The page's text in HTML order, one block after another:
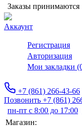
Заказы принимаются
Аккаунт
Регистрация
Авторизация
Мои закладки
+7 (861) 266-43-66
Позвонить +7 (861)
пн-пт с 8:00 до 17:00
Магазин: